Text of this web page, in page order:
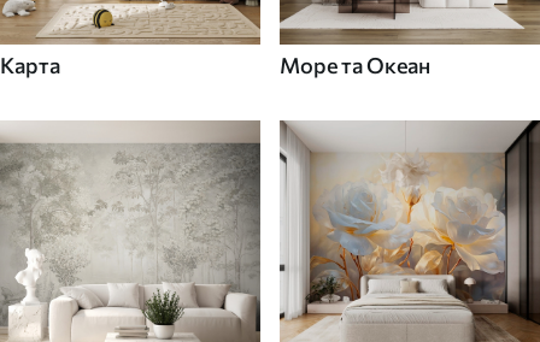
Карта Море та Океан